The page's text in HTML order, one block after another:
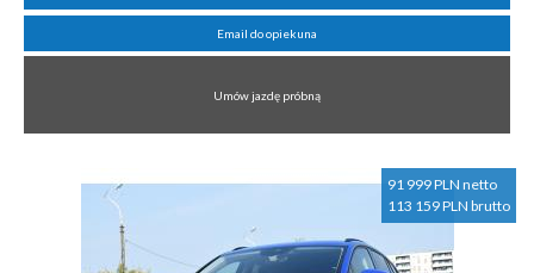
Email do opiekuna
Umów jazdę próbną
91 999 PLN netto
113 159 PLN brutto